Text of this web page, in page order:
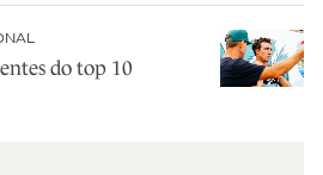
do top 10